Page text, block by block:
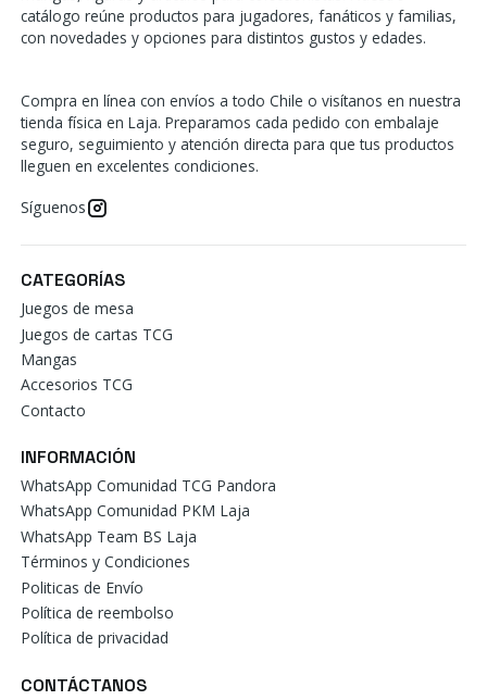
catálogo reúne productos para jugadores, fanáticos y familias,
con novedades y opciones para distintos gustos y edades.
Compra en línea con envíos a todo Chile o visítanos en nuestra
tienda física en Laja. Preparamos cada pedido con embalaje
seguro, seguimiento y atención directa para que tus productos
lleguen en excelentes condiciones.
Síguenos
CATEGORÍAS
Juegos de mesa
Juegos de cartas TCG
Mangas
Accesorios TCG
Contacto
INFORMACIÓN
WhatsApp Comunidad TCG Pandora
WhatsApp Comunidad PKM Laja
WhatsApp Team BS Laja
Términos y Condiciones
Politicas de Envío
Política de reembolso
Política de privacidad
CONTÁCTANOS